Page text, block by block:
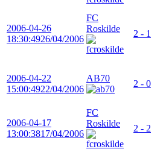
2006-04-26
18:30:4926/04/2006
FC
Roskilde
2 - 1
2006-04-22
15:00:4922/04/2006
AB70
2 - 0
2006-04-17
13:00:3817/04/2006
FC
Roskilde
2 - 2